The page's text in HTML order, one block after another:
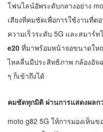
โฟนไลน์อัพระดับกลางอย่าง
เสียงที่คมชัดเพื่อการใช้งานที่
ความเร็วระดับ 5G และสมาร์
e20 ที่มาพร้อมหน้าจอขนาดให
ไหลลื่นมีประสิทธิภาพ กล้องอัจ
ๆ ก็เข้าถึงได้
คมชัดทุกมิติ ผ่านการแสดงผล
moto g82 5G ให้การมองเห็น